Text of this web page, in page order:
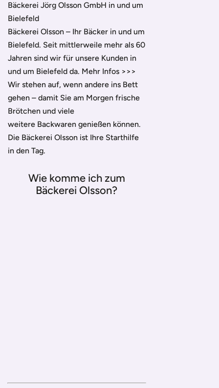
Bäckerei Jörg Olsson GmbH in und um
Bielefeld
Bäckerei Olsson – Ihr Bäcker in und um
Bielefeld. Seit mittlerweile mehr als 60
Jahren sind wir für unsere Kunden in
und um Bielefeld da. Mehr Infos >>>
Wir stehen auf, wenn andere ins Bett
gehen – damit Sie am Morgen frische
Brötchen und viele
weitere Backwaren genießen können.
Die Bäckerei Olsson ist Ihre Starthilfe
in den Tag.
Wie komme ich zum
Bäckerei Olsson?